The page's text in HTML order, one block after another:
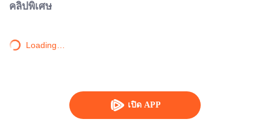
เปิด APP
คลิปพิเศษ
Loading…